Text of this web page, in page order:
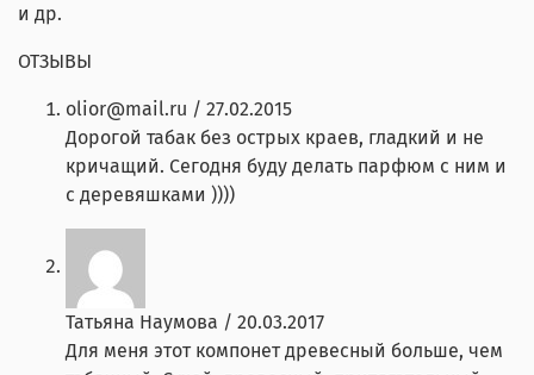
и др.
ОТЗЫВЫ
olior@mail.ru / 27.02.2015
Дорогой табак без острых краев, гладкий и не
кричащий. Сегодня буду делать парфюм с ним и
с деревяшками ))))
Татьяна Наумова / 20.03.2017
Для меня этот компонет древесный больше, чем